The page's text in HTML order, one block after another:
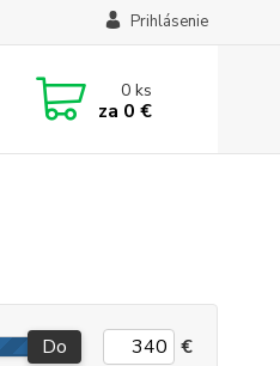
Prihlásenie
0ks
za 0 €
Do €